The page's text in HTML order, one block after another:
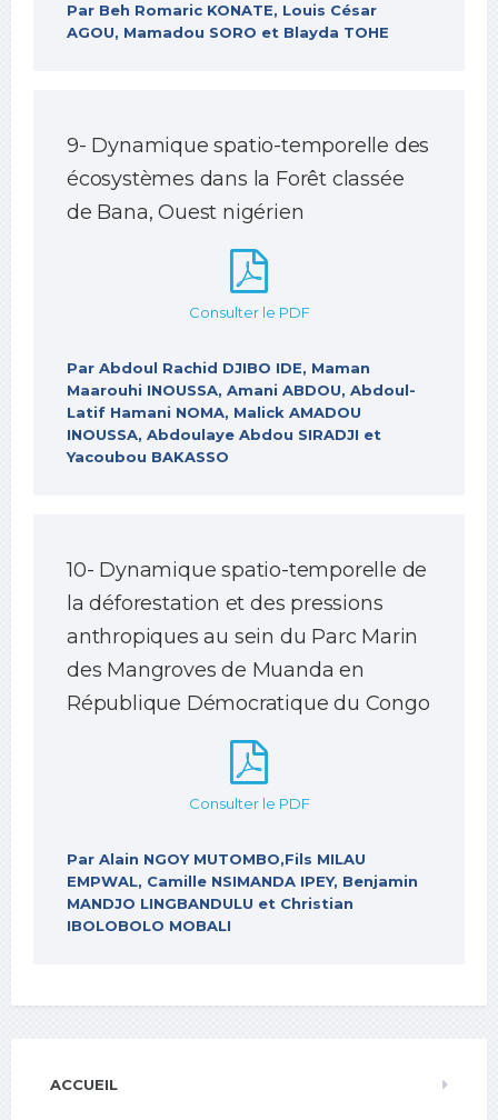
Par Beh Romaric KONATE, Louis César
AGOU, Mamadou SORO et Blayda TOHE
9- Dynamique spatio-temporelle des
écosystèmes dans la Forêt classée
de Bana, Ouest nigérien
Consulter le PDF
Par Abdoul Rachid DJIBO IDE, Maman
Maarouhi INOUSSA, Amani ABDOU, Abdoul-
Latif Hamani NOMA, Malick AMADOU
INOUSSA, Abdoulaye Abdou SIRADJI et
Yacoubou BAKASSO
10- Dynamique spatio-temporelle de
la déforestation et des pressions
anthropiques au sein du Parc Marin
des Mangroves de Muanda en
République Démocratique du Congo
Consulter le PDF
Par Alain NGOY MUTOMBO,Fils MILAU
EMPWAL, Camille NSIMANDA IPEY, Benjamin
MANDJO LINGBANDULU et Christian
IBOLOBOLO MOBALI
ACCUEIL